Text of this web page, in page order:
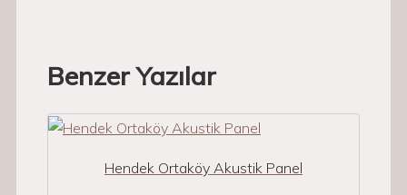
Benzer Yazılar
Hendek Ortaköy Akustik Panel